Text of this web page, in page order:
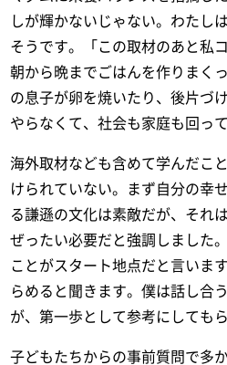
しが輝かないじゃない。わたし
そうです。「この取材のあと私
朝から晩までごはんを作りまく
の息子が卵を焼いたり、後片づ
やらなくて、社会も家庭も回っ
海外取材なども含めて学んだこ
けられていない。まず自分の幸
る謙遜の文化は素敵だが、それ
ぜったい必要だと強調しました
ことがスタート地点だと言いま
らめると聞きます。僕は話し合
が、第一歩として参考にしても
子どもたちからの事前質問で多